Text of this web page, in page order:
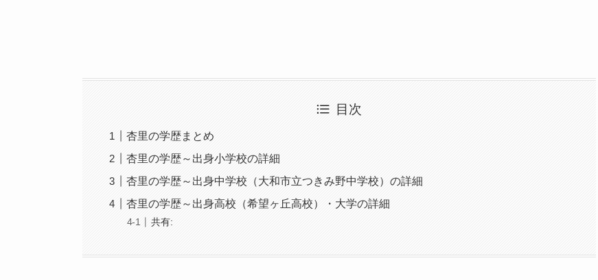
目次
杏里の学歴まとめ
杏里の学歴～出身小学校の詳細
杏里の学歴～出身中学校（大和市立つきみ野中学校）の詳細
杏里の学歴～出身高校（希望ヶ丘高校）・大学の詳細
共有: